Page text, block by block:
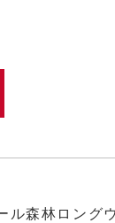
ル森林ロング